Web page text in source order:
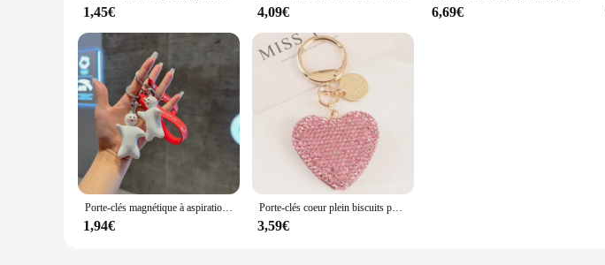
1,45€ 4,09€ 6,69€
Porte-clés magnétique à aspiration HDPButter, pendentif de sac, décor de couple drôle, cadeaux d'amoureux, 1PC
1,94€
Porte-clés coeur plein biscuits pour femme, porte-clés pendentif pour sac à main, document solide, clé en cristal, JOCouple, pêche
3,59€